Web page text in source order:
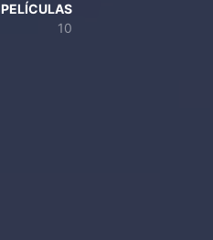
PELÍCULAS
10